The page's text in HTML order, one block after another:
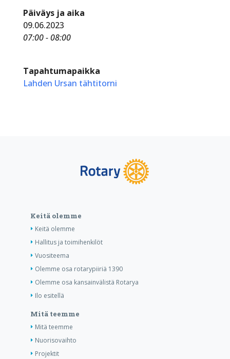
Päiväys ja aika
09.06.2023
07:00 - 08:00
Tapahtumapaikka
Lahden Ursan tähtitorni
Keitä olemme
Keitä olemme
Hallitus ja toimihenkilöt
Vuositeema
Olemme osa rotarypiiriä 1390
Olemme osa kansainvälistä Rotarya
Ilo esitellä
Mitä teemme
Mitä teemme
Nuorisovaihto
Projektit